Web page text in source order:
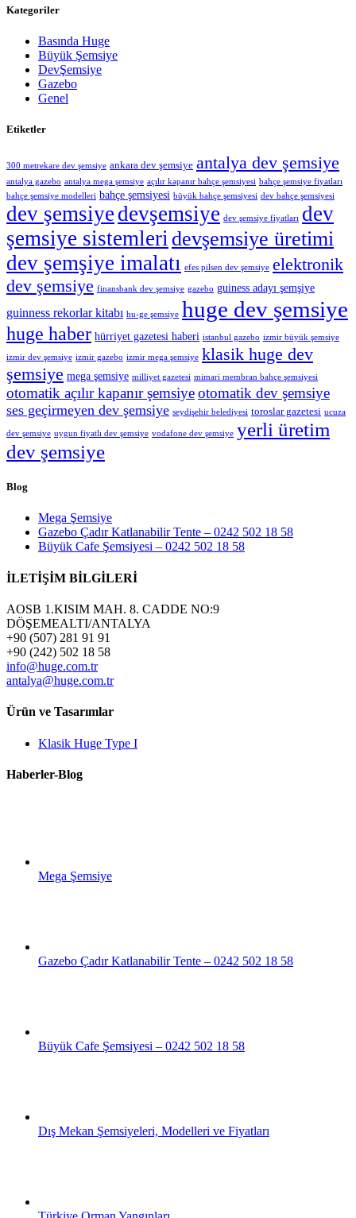
Kategoriler
Basında Huge
Büyük Şemsiye
DevŞemsiye
Gazebo
Genel
Etiketler
300 metrekare dev şemsiye ankara dev şemsiye antalya dev şemsiye
antalya gazebo antalya mega şemsiye açılır kapanır bahçe şemsiyesi bahçe şemsiye fiyatları
bahçe şemsiye modelleri bahçe şemsiyesi büyük bahçe şemsiyesi dev bahçe şemsiyesi
dev şemsiye devşemsiye dev şemsiye fiyatları dev
şemsiye sistemleri devşemsiye üretimi
dev şemşiye imalatı efes pilsen dev şemsiye elektronik
dev şemsiye finansbank dev şemsiye gazebo guiness adayı şemşiye
guinness rekorlar kitabı hu-ge şemsiye huge dev şemsiye
huge haber hürriyet gazetesi haberi istanbul gazebo izmir büyük şemsiye
izmir dev şemsiye izmir gazebo izmir mega şemsiye klasik huge dev
şemsiye mega şemsiye milliyet gazetesi mimari membran bahçe şemsiyesi
otomatik açılır kapanır şemsiyeotomatik dev şemsiye
ses geçirmeyen dev şemsiye seydişehir belediyesi toroslar gazetesi ucuza
dev şemsiye uygun fiyatlı dev şemsiye vodafone dev şemsiye yerli üretim
dev şemsiye
Blog
Mega Şemsiye
Gazebo Çadır Katlanabilir Tente – 0242 502 18 58
Büyük Cafe Şemsiyesi – 0242 502 18 58
İLETİŞİM BİLGİLERİ
AOSB 1.KISIM MAH. 8. CADDE NO:9
DÖŞEMEALTI/ANTALYA
+90 (507) 281 91 91
+90 (242) 502 18 58
info@huge.com.tr
antalya@huge.com.tr
Ürün ve Tasarımlar
Klasik Huge Type I
Haberler-Blog
Mega Şemsiye
Gazebo Çadır Katlanabilir Tente – 0242 502 18 58
Büyük Cafe Şemsiyesi – 0242 502 18 58
Dış Mekan Şemsiyeleri, Modelleri ve Fiyatları